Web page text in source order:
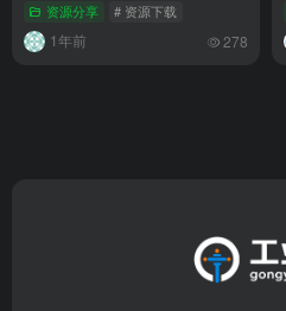
资源分享 # 资源下载
1年前 278